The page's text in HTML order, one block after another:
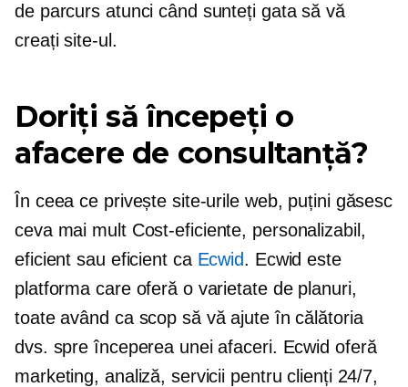
de parcurs atunci când sunteți gata să vă
creați site-ul.
Doriți să începeți o
afacere de consultanță?
În ceea ce privește site-urile web, puțini găsesc
ceva mai mult Cost-eficiente, personalizabil,
eficient sau eficient ca Ecwid. Ecwid este
platforma care oferă o varietate de planuri,
toate având ca scop să vă ajute în călătoria
dvs. spre începerea unei afaceri. Ecwid oferă
marketing, analiză, servicii pentru clienți 24/7,